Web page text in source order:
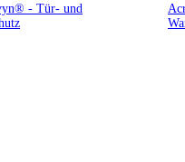
- Tür- und